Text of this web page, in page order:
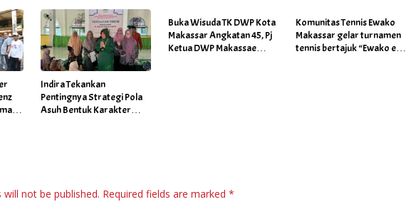
Indira Tekankan
Pentingnya Strategi Pola
Asuh Bentuk Karakter
Buka Wisuda TK DWP Kota
Makassar Angkatan 45, Pj
Ketua DWP Makassae
Komunitas Tennis Ewako
Makassar gelar turnamen
tennis bertajuk “Ewako end
not be published. Required fields are marked *